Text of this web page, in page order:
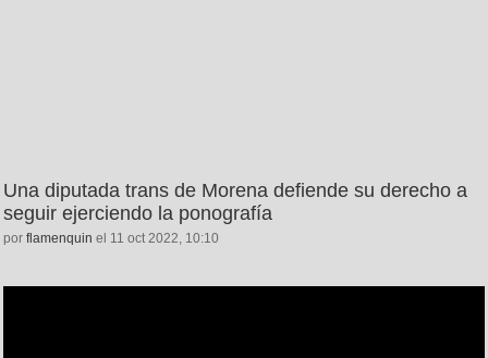
Una diputada trans de Morena defiende su derecho a
seguir ejerciendo la ponografía
por flamenquin el 11 oct 2022, 10:10